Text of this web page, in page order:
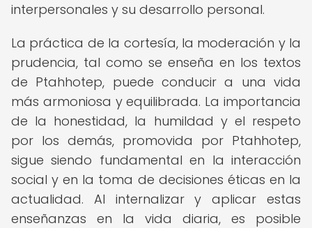
interpersonales y su desarrollo personal.
La práctica de la cortesía, la moderación y la
prudencia, tal como se enseña en los textos
de Ptahhotep, puede conducir a una vida
más armoniosa y equilibrada. La importancia
de la honestidad, la humildad y el respeto
por los demás, promovida por Ptahhotep,
sigue siendo fundamental en la interacción
social y en la toma de decisiones éticas en la
actualidad. Al internalizar y aplicar estas
enseñanzas en la vida diaria, es posible